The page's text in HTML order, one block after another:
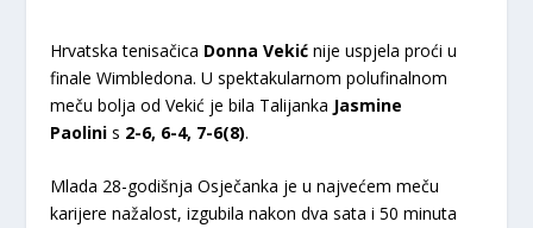
Hrvatska tenisačica Donna Vekić nije uspjela proći u
finale Wimbledona. U spektakularnom polufinalnom
meču bolja od Vekić je bila Talijanka Jasmine
Paolini s 2-6, 6-4, 7-6(8).
Mlada 28-godišnja Osječanka je u najvećem meču
karijere nažalost, izgubila nakon dva sata i 50 minuta